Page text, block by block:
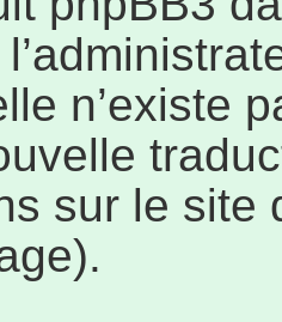
n’existe
sur le